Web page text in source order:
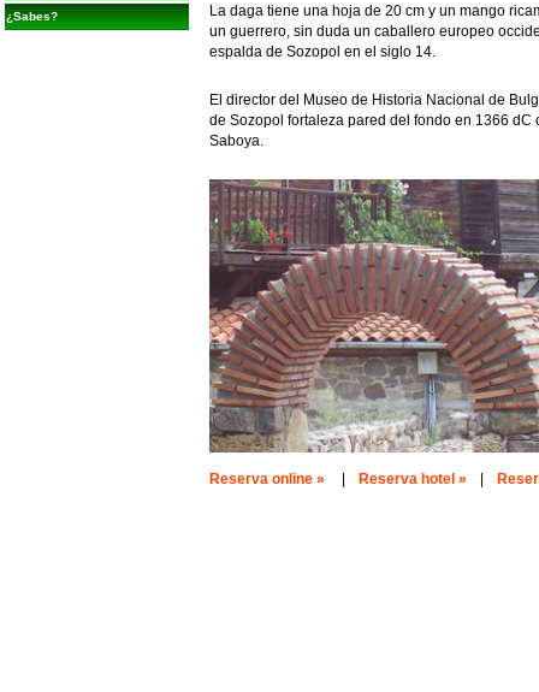
¿Sabes?
La daga tiene una hoja de 20 cm y un mango
un guerrero, sin duda un caballero europeo
espalda de Sozopol en el siglo 14.
El director del Museo de Historia Nacional de
de Sozopol fortaleza pared del fondo en 1366
Saboya.
Reserva online » Reserva hotel »